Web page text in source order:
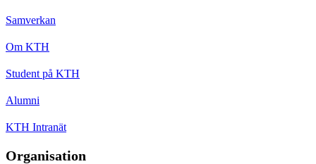
Samverkan
Om KTH
Student på KTH
Alumni
KTH Intranät
Organisation